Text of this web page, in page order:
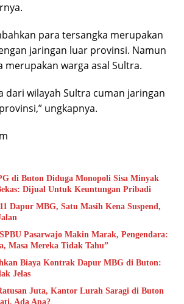
para tersangka merupakan
jaringan luar provinsi. Namun
merupakan warga asal Sultra.
dari wilayah Sultra cuman jaringan
ungkapnya.
di Buton Diduga Monopoli Sisa Minyak
Dijual Untuk Keuntungan Pribadi
Dapur MBG, Satu Masih Kena Suspend,
Pasarwajo Makin Marak, Pengendara:
Masa Mereka Tidak Tahu”
Biaya Kontrak Dapur MBG di Buton:
Jelas
Juta, Kantor Lurah Saragi di Buton
Ada Apa?